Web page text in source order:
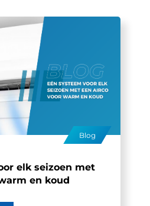
Blog
elk seizoen met
en koud